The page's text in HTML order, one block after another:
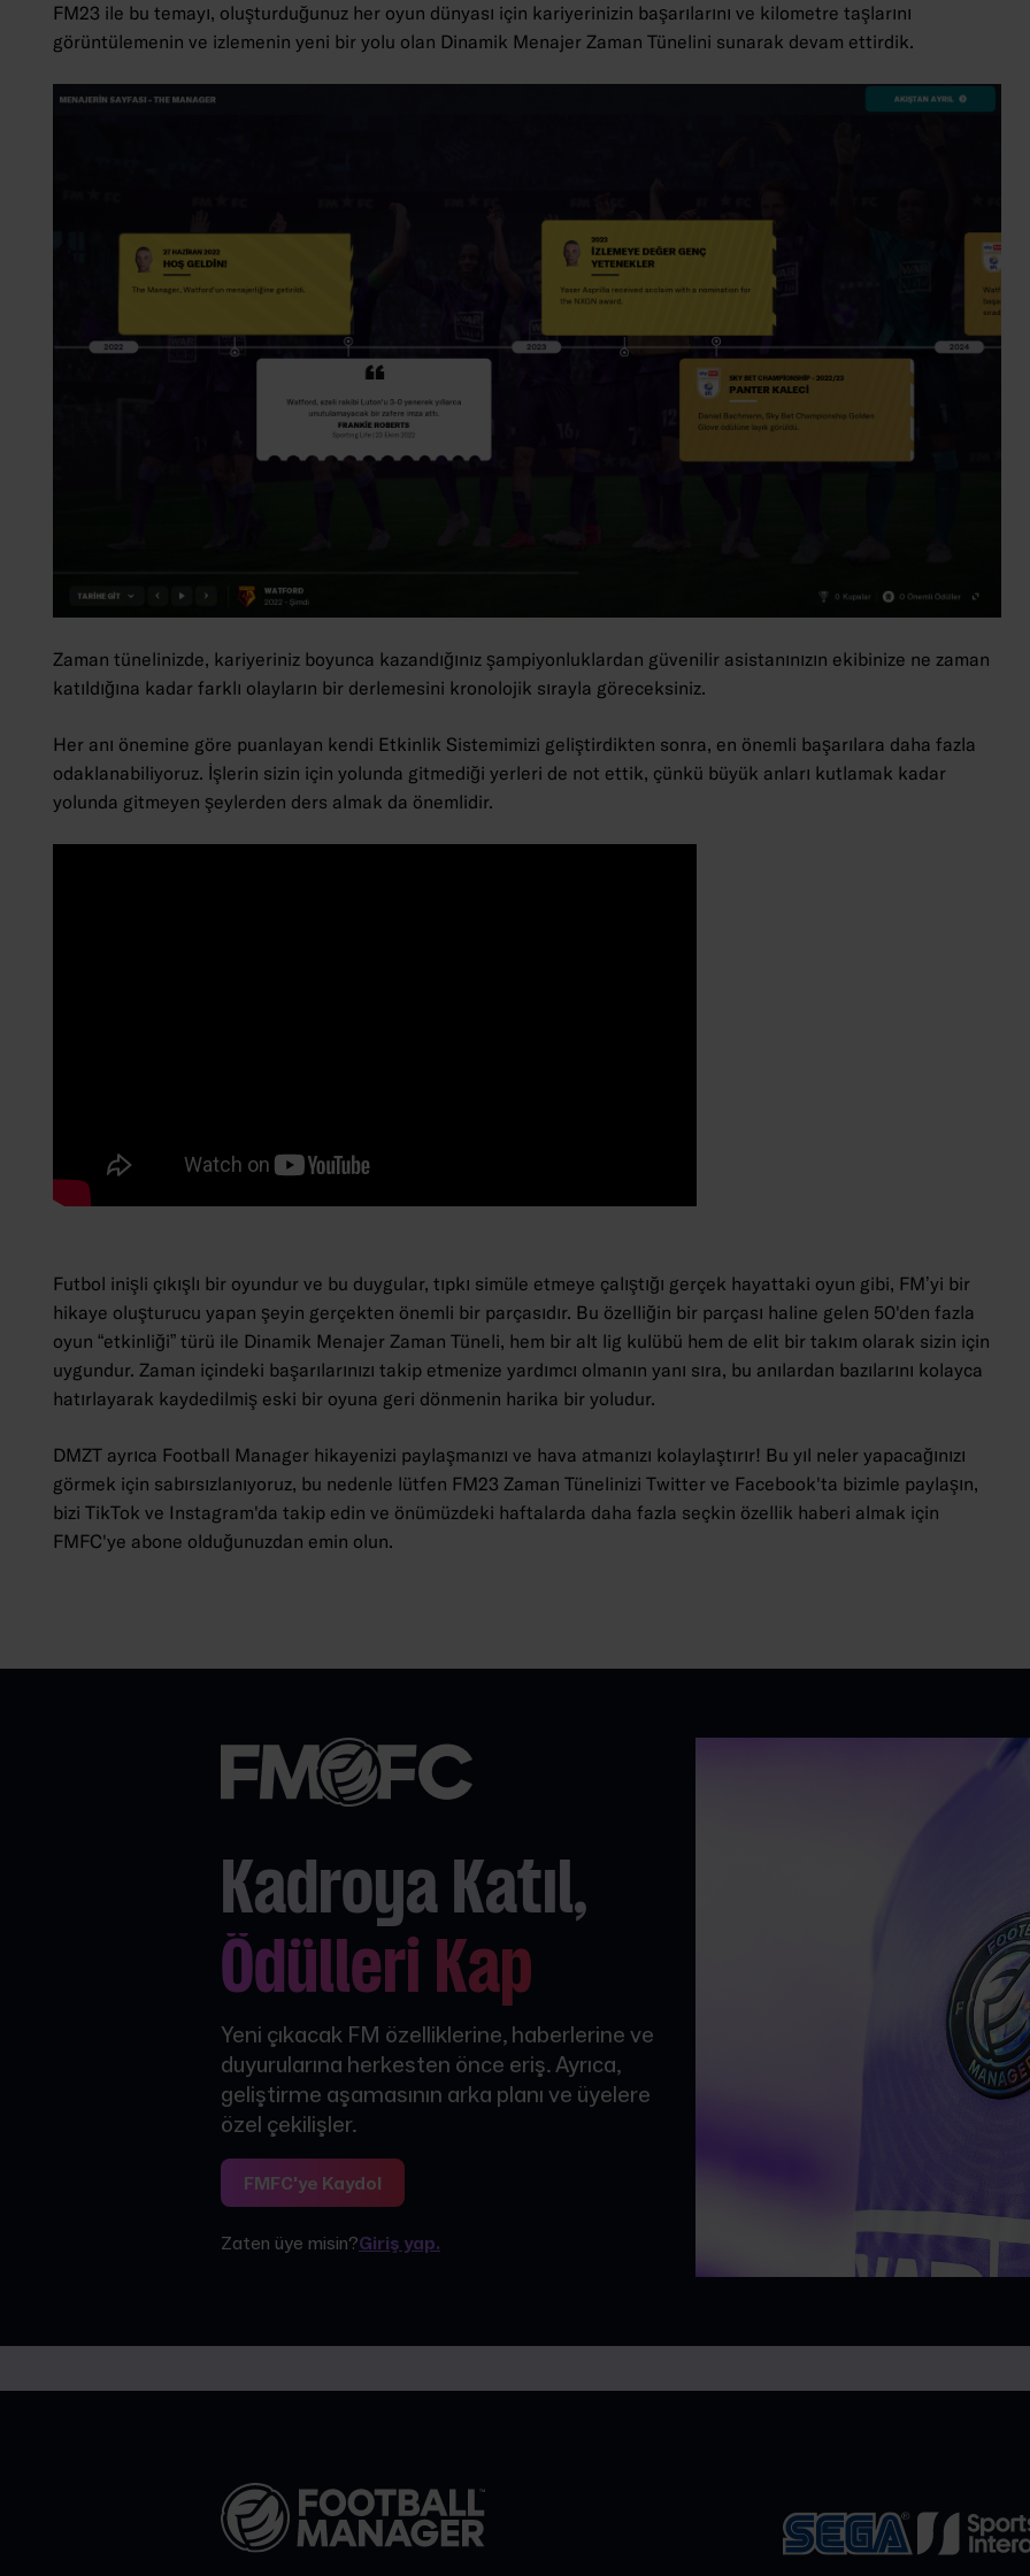
FM23 ile bu temayı, oluşturduğunuz her oyun dünyası için kariyerinizin başarılarını ve kilometre taşlarını
görüntülemenin ve izlemenin yeni bir yolu olan Dinamik Menajer Zaman Tünelini sunarak devam ettirdik.
Zaman tünelinizde, kariyeriniz boyunca kazandığınız şampiyonluklardan güvenilir asistanınızın ekibinize ne zaman
katıldığına kadar farklı olayların bir derlemesini kronolojik sırayla göreceksiniz.
Her anı önemine göre puanlayan kendi Etkinlik Sistemimizi geliştirdikten sonra, en önemli başarılara daha fazla
odaklanabiliyoruz. İşlerin sizin için yolunda gitmediği yerleri de not ettik, çünkü büyük anları kutlamak kadar
yolunda gitmeyen şeylerden ders almak da önemlidir.
Futbol inişli çıkışlı bir oyundur ve bu duygular, tıpkı simüle etmeye çalıştığı gerçek hayattaki oyun gibi, FM’yi bir
hikaye oluşturucu yapan şeyin gerçekten önemli bir parçasıdır. Bu özelliğin bir parçası haline gelen 50'den fazla
oyun “etkinliği” türü ile Dinamik Menajer Zaman Tüneli, hem bir alt lig kulübü hem de elit bir takım olarak sizin için
uygundur. Zaman içindeki başarılarınızı takip etmenize yardımcı olmanın yanı sıra, bu anılardan bazılarını kolayca
hatırlayarak kaydedilmiş eski bir oyuna geri dönmenin harika bir yoludur.
DMZT ayrıca Football Manager hikayenizi paylaşmanızı ve hava atmanızı kolaylaştırır! Bu yıl neler yapacağınızı
görmek için sabırsızlanıyoruz, bu nedenle lütfen FM23 Zaman Tünelinizi Twitter ve Facebook'ta bizimle paylaşın,
bizi TikTok ve Instagram'da takip edin ve önümüzdeki haftalarda daha fazla seçkin özellik haberi almak için
FMFC'ye abone olduğunuzdan emin olun.
Kadroya Katıl,
Ödülleri Kap
Yeni çıkacak FM özelliklerine, haberlerine ve
duyurularına herkesten önce eriş. Ayrıca,
geliştirme aşamasının arka planı ve üyelere
özel çekilişler.
FMFC'ye Kaydol
Zaten üye misin?Giriş yap.